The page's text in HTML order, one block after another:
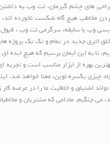
های چشم گیرمان، نت وب به
مخاطب هیچ گاه شکست نخورده اند،
وب با سابقه، سرگرمی نت وب ،
اثری جدید در تمام و تک تک پروژه
تا به این ایمان برسیم که هیچ ایده
بهره از ابزار مناسب است و
چیزی یکسره نوین، معنا خواهد شد.
اشتیاق و خلاقیت ما را در عرصه
می جنگیم. مادامی که مشتریان و